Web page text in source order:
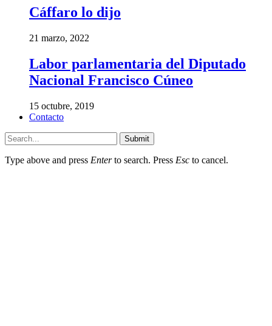
Cáffaro lo dijo
21 marzo, 2022
Labor parlamentaria del Diputado
Nacional Francisco Cúneo
15 octubre, 2019
Contacto
Submit
Type above and press Enterto search. Press Esc to cancel.